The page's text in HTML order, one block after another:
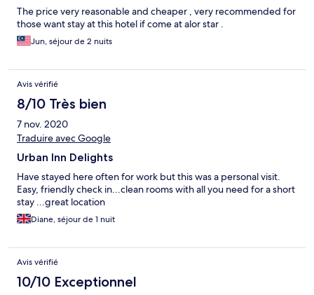
The price very reasonable and cheaper , very recommended for
those want stay at this hotel if come at alor star .
Jun, séjour de 2 nuits
Avis vérifié
8/10 Très bien
7 nov. 2020
Traduire avec Google
Urban Inn Delights
Have stayed here often for work but this was a personal visit.
Easy, friendly check in...clean rooms with all you need for a short
stay ...great location
Diane, séjour de 1 nuit
Avis vérifié
10/10 Exceptionnel